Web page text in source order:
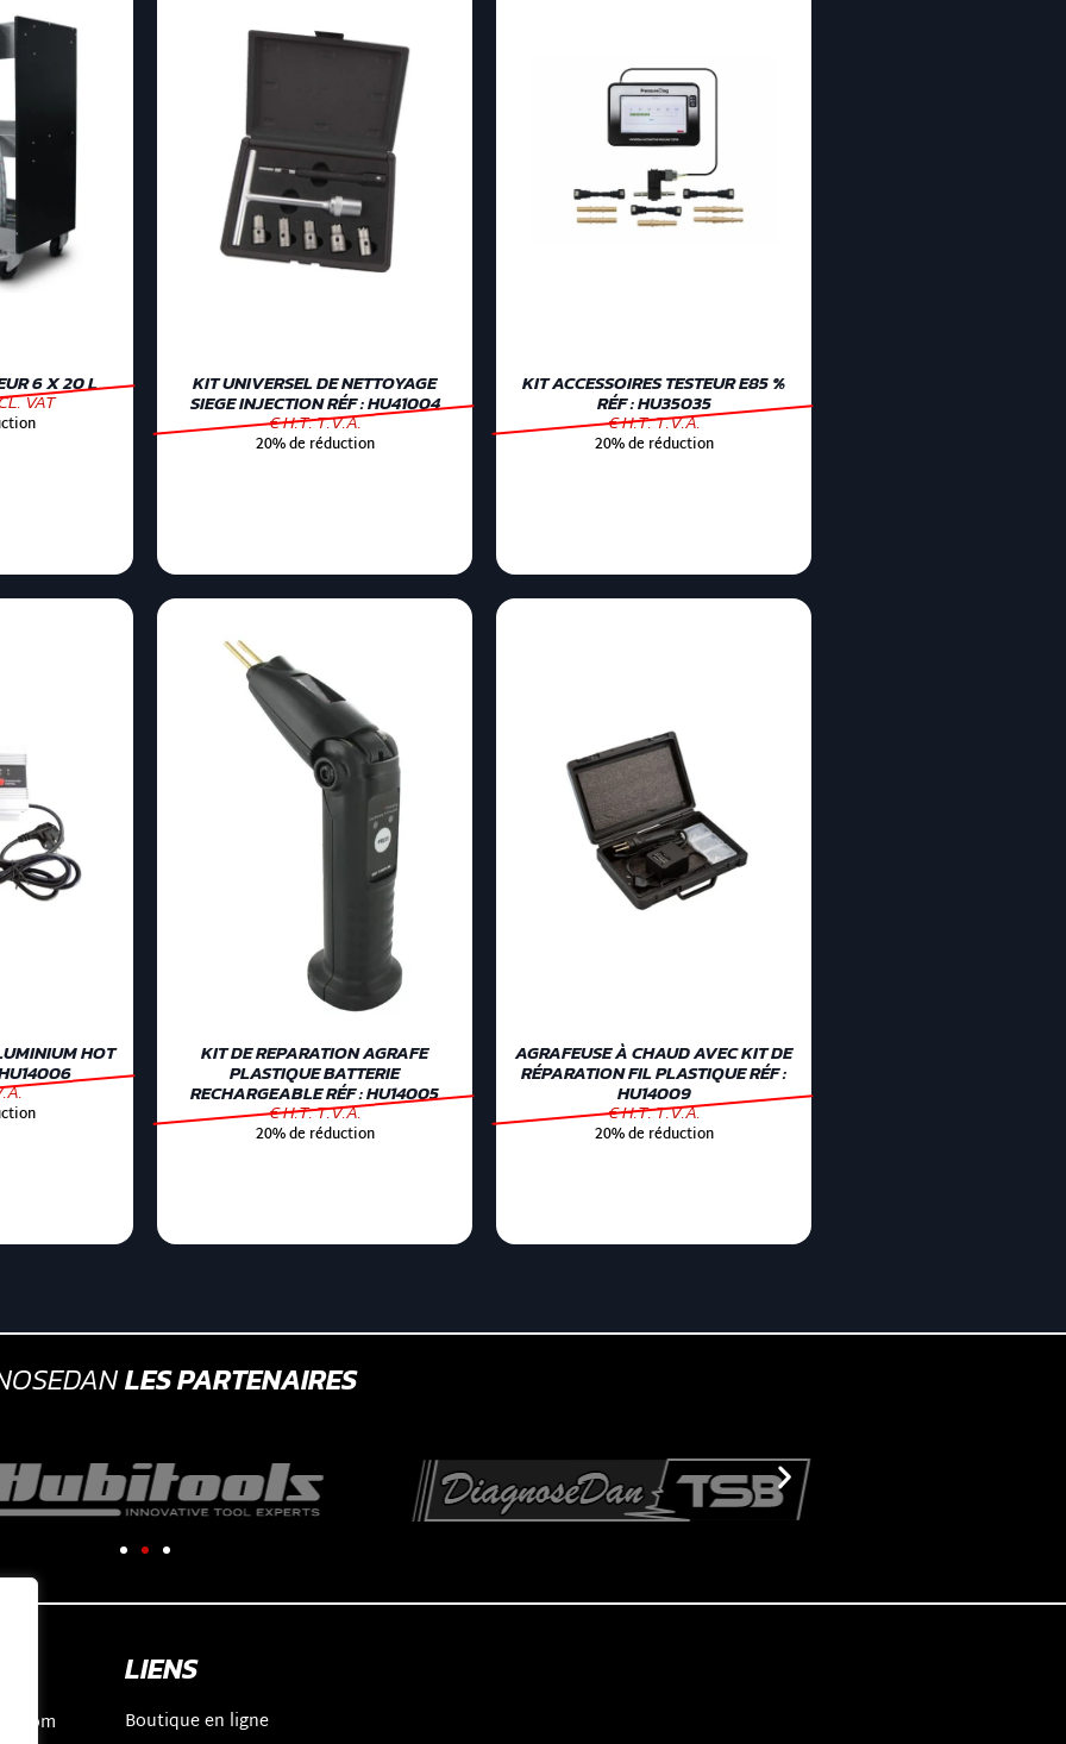
6 X 20 L
VAT
KIT UNIVERSEL DE NETTOYAGE
SIEGE INJECTION RÉF : HU41004
€ H.T. T.V.A.
20% de réduction
KIT ACCESSOIRES TESTEUR E85 %
RÉF : HU35035
€ H.T. T.V.A.
20% de réduction
HOT KIT DE REPARATION AGRAFE
PLASTIQUE BATTERIE
RECHARGEABLE RÉF : HU14005
€ H.T. T.V.A.
20% de réduction
AGRAFEUSE À CHAUD AVEC KIT DE
RÉPARATION FIL PLASTIQUE RÉF :
HU14009
€ H.T. T.V.A.
20% de réduction
LES PARTENAIRES
LIENS
Boutique en ligne